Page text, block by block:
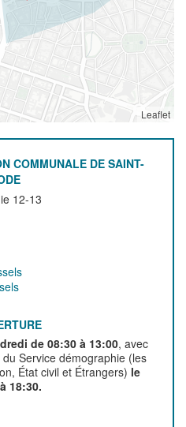
Leaflet
COMMUNALE DE SAINT-
12-13
de 08:30 à 13:00, avec
Service démographie (les
État civil et Étrangers) le
18:30.